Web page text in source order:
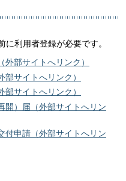
利用者登録が必要です。
部サイトへリンク）
サイトへリンク）
サイトへリンク）
開）届（外部サイトへリン
付申請（外部サイトへリン